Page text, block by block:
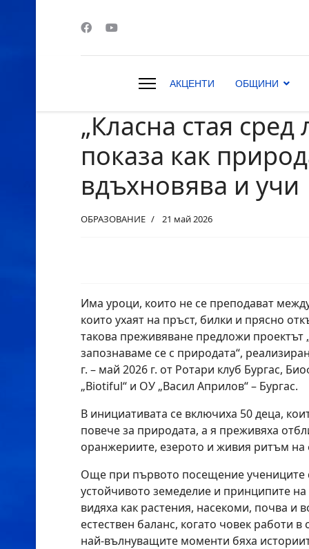
АКЦЕНТИ ОБЩИНИ
„Класна стая сред
показа как
вдъхновява и учи
ОБРАЗОВАНИЕ 21 май 2026
Има уроци, които не се преподават
които ухаят на пръст, билки и прясно
такова преживяване предложи проектът
запознаваме се с природата“,
г. – май 2026 г. от Ротари клуб Бургас,
„Biotiful“ и ОУ „Васил Априлов“ – Бургас.
В инициативата се включиха 50 деца,
повече за природата, а я преживяха
оранжериите, езерото и живия ритъм на
Още при първото посещение учениците
устойчивото земеделие и принципите на
видяха как растения, насекоми, почва и
естествен баланс, когато човек работи
най-вълнуващите моменти бяха